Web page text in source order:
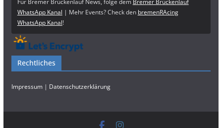
WhatsApp Kanal | Mehr Events? Check den bremenRAcing
WhatsApp Kanal!
Rechtliches
Impressum| Datenschutzerklärung